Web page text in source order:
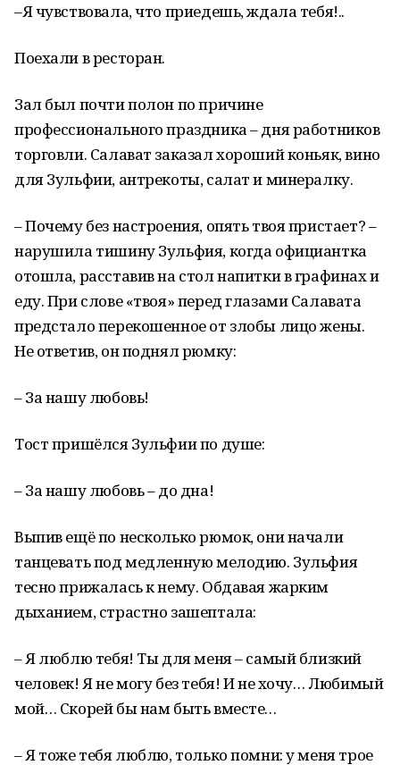
–Я чувствовала, что приедешь, ждала тебя!..
Поехали в ресторан.
Зал был почти полон по причине
профессионального праздника – дня работников
торговли. Салават заказал хороший коньяк, вино
для Зульфии, антрекоты, салат и минералку.
– Почему без настроения, опять твоя пристает? –
нарушила тишину Зульфия, когда официантка
отошла, расставив на стол напитки в графинах и
еду. При слове «твоя» перед глазами Салавата
предстало перекошенное от злобы лицо жены.
Не ответив, он поднял рюмку:
– За нашу любовь!
Тост пришёлся Зульфии по душе:
– За нашу любовь – до дна!
Выпив ещё по несколько рюмок, они начали
танцевать под медленную мелодию. Зульфия
тесно прижалась к нему. Обдавая жарким
дыханием, страстно зашептала:
– Я люблю тебя! Ты для меня – самый близкий
человек! Я не могу без тебя! И не хочу… Любимый
мой… Скорей бы нам быть вместе…
– Я тоже тебя люблю, только помни: у меня трое